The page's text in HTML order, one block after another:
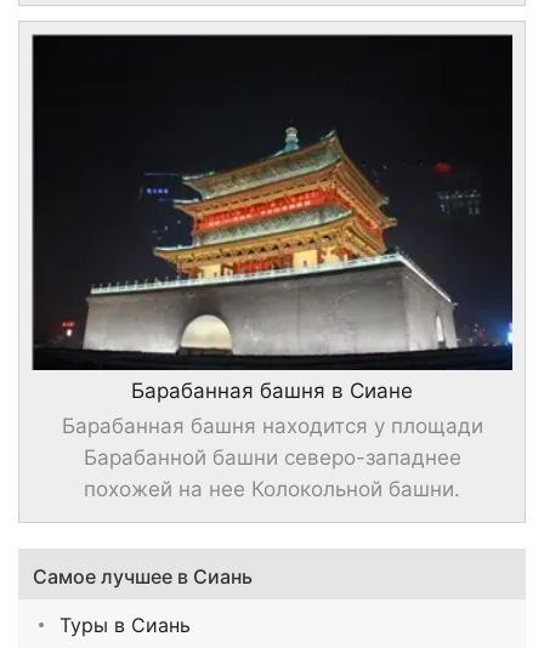
Барабанная башня в Сиане
Барабанная башня находится у площади
Барабанной башни северо-западнее
похожей на нее Колокольной башни.
Самое лучшее в Сиань
Туры в Сиань